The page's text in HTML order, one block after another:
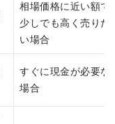
相場価格に近い額で
少しでも高く売りた
い場合
すぐに現金が必要な
場合